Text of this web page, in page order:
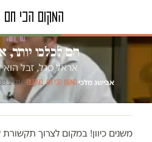
טור דעה
הם לכלכו יותר,
אראל סגל, זבל הוא
אבישג מלכי· המקום הכי חם בגיהנום·
משנים כיוון! במקום לצרוך